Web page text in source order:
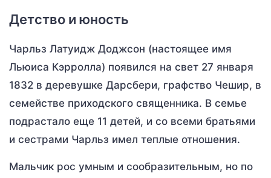
Детство и юность
Чарльз Латуидж Доджсон (настоящее имя
Льюиса Кэрролла) появился на свет 27 января
1832 в деревушке Дарсбери, графство Чешир, в
семействе приходского священника. В семье
подрастало еще 11 детей, и со всеми братьями
и сестрами Чарльз имел теплые отношения.
Мальчик рос умным и сообразительным, но по